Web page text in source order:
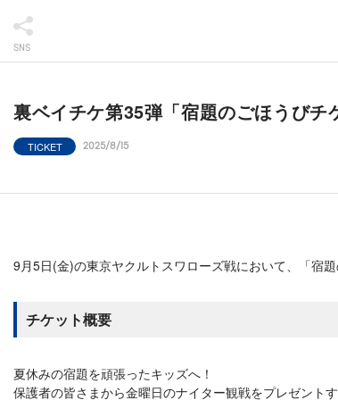
SNS
裏ベイチケ第35弾「宿題のごほうびチ
TICKET 2025/8/15
9月5日(金)の東京ヤクルトスワローズ戦において、「宿
チケット概要
夏休みの宿題を頑張ったキッズへ！
保護者の皆さまから金曜日のナイター観戦をプレゼントす